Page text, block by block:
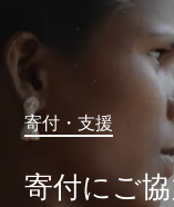
寄付・支援
寄付にご